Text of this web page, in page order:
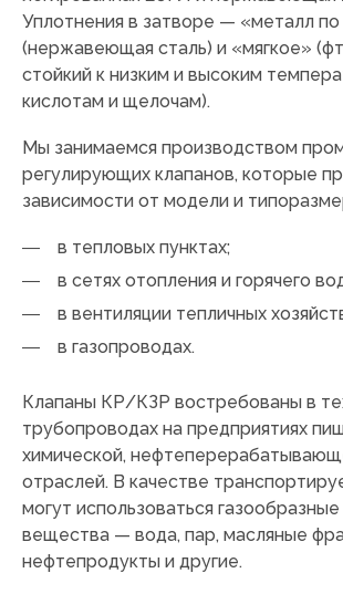
Уплотнения в затворе — «металл
(нержавеющая сталь) и «мягкое»
стойкий к низким и высоким
кислотам и щелочам).
Мы занимаемся производством
регулирующих клапанов, которые
зависимости от модели и
в тепловых пунктах;
в сетях отопления и горячего
в вентиляции тепличных
в газопроводах.
Клапаны КР/КЗР востребованы в
трубопроводах на предприятиях
химической,
отраслей. В качестве
могут использоваться
вещества — вода, пар, масляные
нефтепродукты и другие.